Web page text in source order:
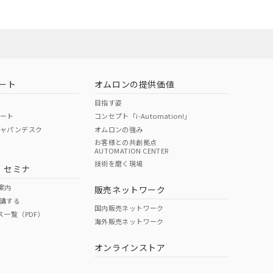
O O
ト
ト
パンデスク
セミナ
内
する
覧（PDF）
オムロンの提供価値
目指す姿
コンセプト「i-Automation!」
オムロンの強み
お客様との共創拠点
AUTOMATION CENTER
技術を磨く現場
販売ネットワーク
国内販売ネットワーク
海外販売ネットワーク
オンラインストア